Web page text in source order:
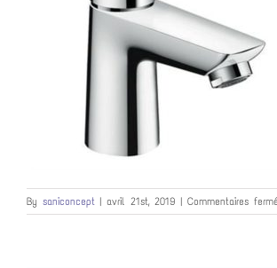
By saniconcept | avril 21st, 2019 | Commentaires